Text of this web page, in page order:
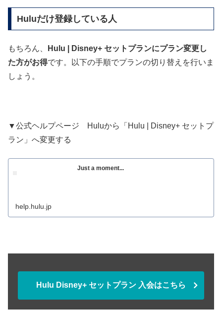
Huluだけ登録している人
もちろん、
Hulu | Disney+ セットプランにプラン変更し
た方がお得です。以下の手順でプランの切り替えを行いま
しょう。
▼公式ヘルプページ Huluから「Hulu | Disney+ セットプ
ラン」へ変更する
Just a moment...
help.hulu.jp
Hulu Disney+ セットプラン 入会はこちら